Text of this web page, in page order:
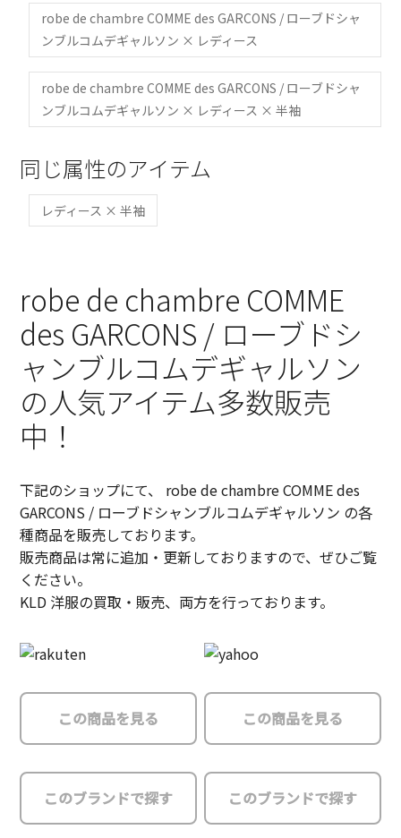
robe de chambre COMME des GARCONS / ローブドシャ
ンブルコムデギャルソン × レディース
robe de chambre COMME des GARCONS / ローブドシャ
ンブルコムデギャルソン × レディース × 半袖
同じ属性のアイテム
レディース × 半袖
robe de chambre COMME
des GARCONS / ローブドシ
ャンブルコムデギャルソン
の人気アイテム多数販売
中！
下記のショップにて、 robe de chambre COMME des
GARCONS / ローブドシャンブルコムデギャルソン の各
種商品を販売しております。
販売商品は常に追加・更新しておりますので、ぜひご覧
ください。
KLD 洋服の買取・販売、両方を行っております。
この商品を見る
このブランドで探す
この商品を見る
このブランドで探す